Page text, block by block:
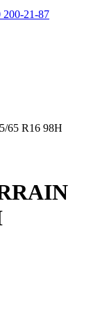
200-21-87
65 R16 98H